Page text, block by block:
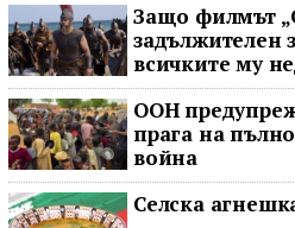
Защо филмът
задължителен
всичките му
ООН
прага на
война
Селска